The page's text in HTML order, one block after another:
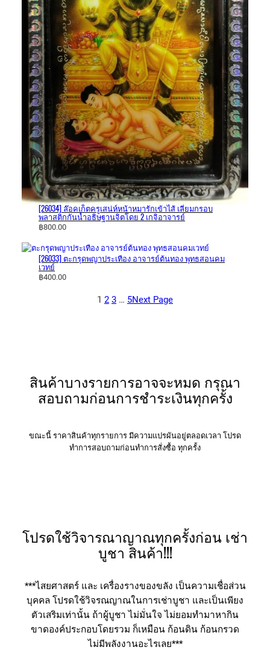
[26034] ล๊อค​เก็ต​ครู​เสน่ห์​หน้าหมารักเข้าไส้​ เลี่ยมกรอบ
พลาสติก​กันน้ำอธิษฐาน​จิต​โดย 2 เก​จิ​อาจารย์​
฿800.00
[26033] ตะกรุดพญาประเทือง​ อาจารย์​ต้นทอง​ พุทธ​สอน​คม​
เวทย์​
฿400.00
1 2 3 … 5Next Page
สินค้าบางรายการอาจจะหมด กรุณา
สอบถามก่อนการชำระเงินทุกครั้ง
ขณะนี้​ ราคาสินค้าทุกรายการ​ มีความแปรผันอยู่ตลอดเวลา​ โปรด​
ทำการสอบถามก่อนทำการสั่งซื้อ​ ทุกครั้ง​
โปรดใช้วิจารณาญาณทุกครั้งก่อน เช่า
บูชา สินค้า!!!
***ไสยศาสตร์ และ เครื่องรางของขลัง เป็นความเชื่อส่วน
บุคคล โปรดใช้วิจรณญาณในการเช่าบูชา และเป็นเพียง
ตัวเสริมเท่านั้น ถ้าผู้บูชา ไม่มั่นใจ ไม่ยอมทำมาหากิน
ขาดองค์ประกอบโดยรวม ก็เหมือน ก้อนดิน ก้อนกรวด
ไม่มีพลังงานอะไรเลย***